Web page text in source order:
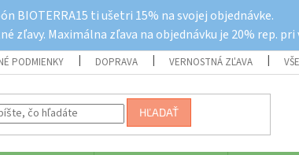
BIOTERRA15 ti ušetri 15% na svojej objednávke.
zľavy. Maximálna zľava na objednávku je 20% rep. pri
PODMIENKY DOPRAVA VERNOSTNÁ ZĽAVA
HĽADAŤ